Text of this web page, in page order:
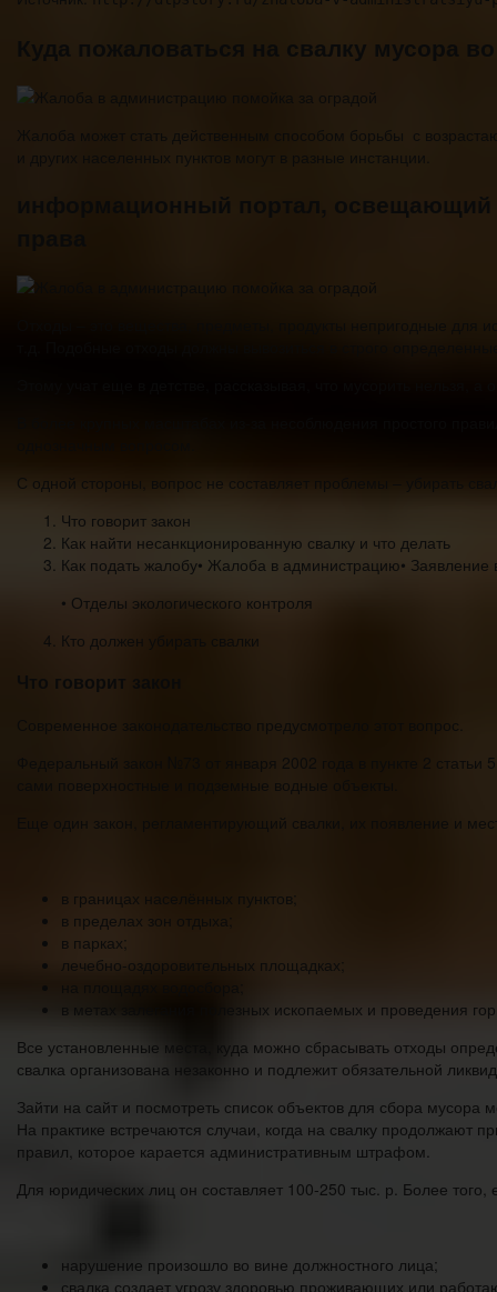
Куда пожаловаться на свалку мусора
Жалоба может стать действенным способом борьбы с
и других населенных пунктов могут в разные инстанции.
информационный портал,
С одной стороны, вопрос не составляет проблемы – убирать
Что говорит закон
Как найти несанкционированную свалку и что делать
Как подать жалобу• Жалоба в администрацию•
• Отделы экологического контроля
Кто должен убирать свалки
Что говорит закон
Современное законодательство предусмотрело этот вопрос.
Федеральный закон №73 от января 2002 года в пункте 2
сами поверхностные и подземные водные объекты.
Еще один закон, регламентирующий свалки, их появление и
в границах населённых пунктов;
в пределах зон отдыха;
в парках;
лечебно-оздоровительных площадках;
в метах залегания полезных ископаемых и проведения
Все установленные места, куда можно сбрасывать отходы
свалка организована незаконно и подлежит обязательной
Зайти на сайт и посмотреть список объектов для сбора мусора
На практике встречаются случаи, когда на свалку продолжают
правил, которое карается административным штрафом.
Для юридических лиц он составляет 100-250 тыс. р. Более того,
нарушение произошло во вине должностного лица;
свалка создает угрозу здоровью проживающих или